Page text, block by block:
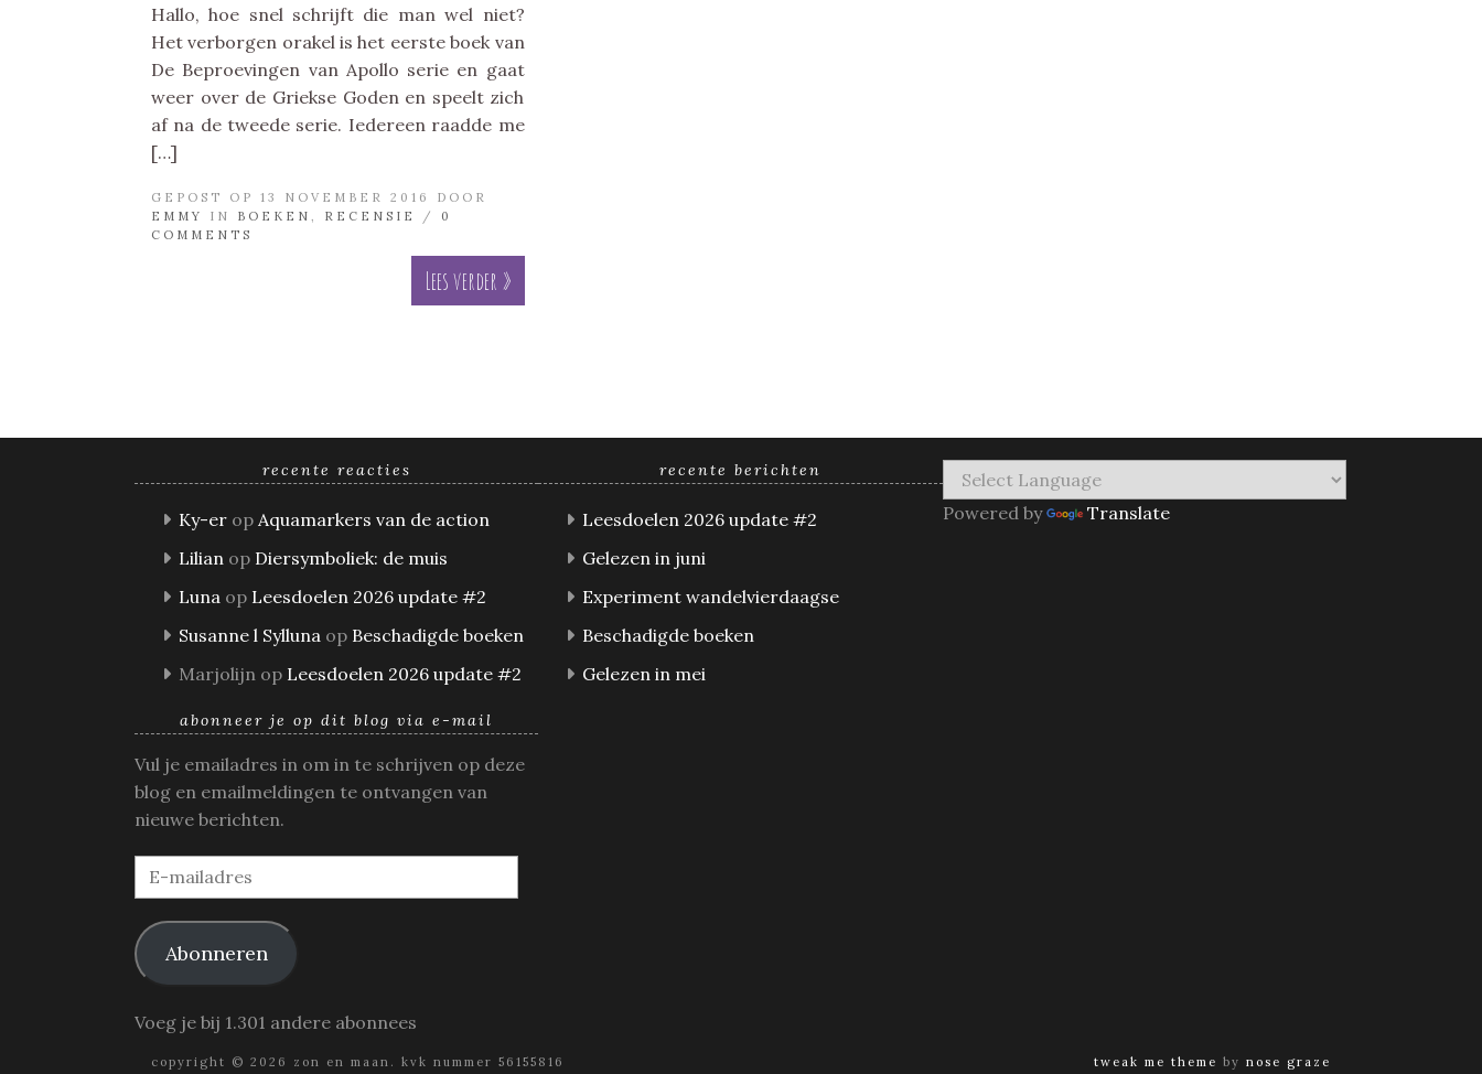
Hallo, hoe snel schrijft die man wel niet?
Het verborgen orakel is het eerste boek van
De Beproevingen van Apollo serie en gaat
weer over de Griekse Goden en speelt zich
af na de tweede serie. Iedereen raadde me
[…]
GEPOST OP 13 NOVEMBER 2016 DOOR
EMMY
IN BOEKEN , RECENSIE / 0
COMMENTS
Lees verder »
recente reacties
Ky-er op Aquamarkers van de action
Lilian op Diersymboliek: de muis
Luna op Leesdoelen 2026 update #2
Susanne l Sylluna op Beschadigde boeken
Marjolijn op Leesdoelen 2026 update #2
recente berichten
Leesdoelen 2026 update #2
Gelezen in juni
Experiment wandelvierdaagse
Beschadigde boeken
Gelezen in mei
Powered by Translate
abonneer je op dit blog via e-mail
Vul je emailadres in om in te schrijven op deze
blog en emailmeldingen te ontvangen van
nieuwe berichten.
E-
mailadres
Abonneren
Voeg je bij 1.301 andere abonnees
copyright © 2026 zon en maan. kvk nummer 56155816 tweak me theme by nose graze